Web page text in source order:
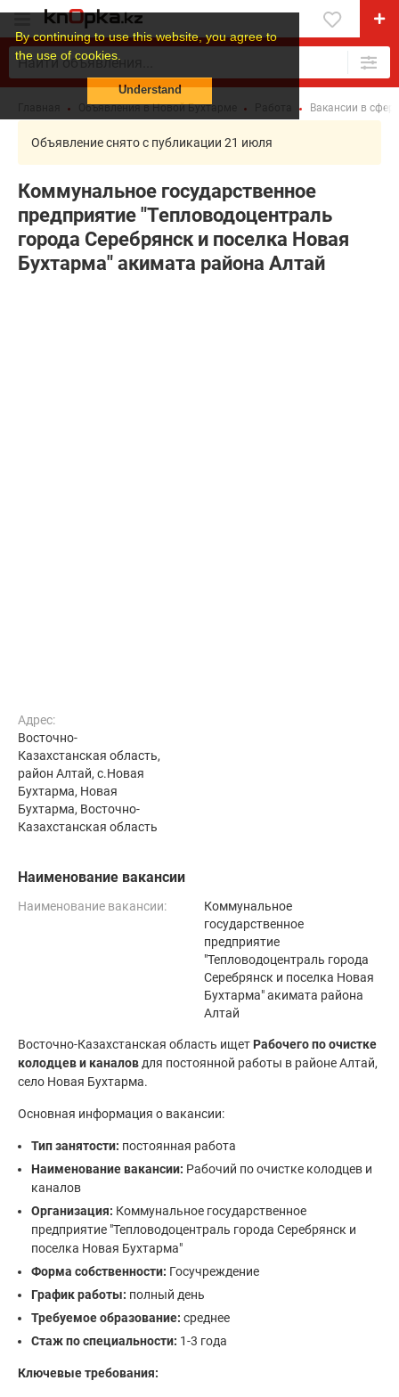
By continuing to use this website, you agree to
the use of cookies.
Understand
Объявления в Новой Бухтарме Вакансии в
Объявление снято с публикации 21 июля
Коммунальное государственное
предприятие "Тепловодоцентраль
города Серебрянск и поселка Новая
Бухтарма" акимата района Алтай
Адрес:
Восточно-
Казахстанская область,
район Алтай, с.Hовая
Бухтарма, Новая
Бухтарма, Восточно-
Казахстанская область
Наименование вакансии
Наименование вакансии:
Коммунальное
государственное
предприятие
"Тепловодоцентраль города
Серебрянск и поселка Новая
Бухтарма" акимата района
Алтай
Восточно-Казахстанская область ищет Рабочего по очистке
колодцев и каналов для постоянной работы в районе Алтай,
село Новая Бухтарма.
Основная информация о вакансии:
Тип занятости: постоянная работа
Наименование вакансии: Рабочий по очистке колодцев и
каналов
Организация: Коммунальное государственное
предприятие "Тепловодоцентраль города Серебрянск и
поселка Новая Бухтарма"
Форма собственности: Госучреждение
График работы: полный день
Требуемое образование: среднее
Стаж по специальности: 1-3 года
Ключевые требования: